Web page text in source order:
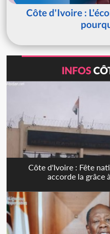
Côte d'Ivoire :
INFOS
Côte d'Ivoire : Fête
accorde la grâce